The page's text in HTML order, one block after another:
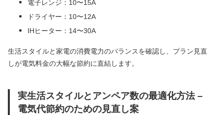
電子レンジ：10〜15A
ドライヤー：10〜12A
IHヒーター：14〜30A
生活スタイルと家電の消費電力のバランスを確認し、プラン見直
しが電気料金の大幅な節約に直結します。
実生活スタイルとアンペア数の最適化方法 –
電気代節約のための見直し案